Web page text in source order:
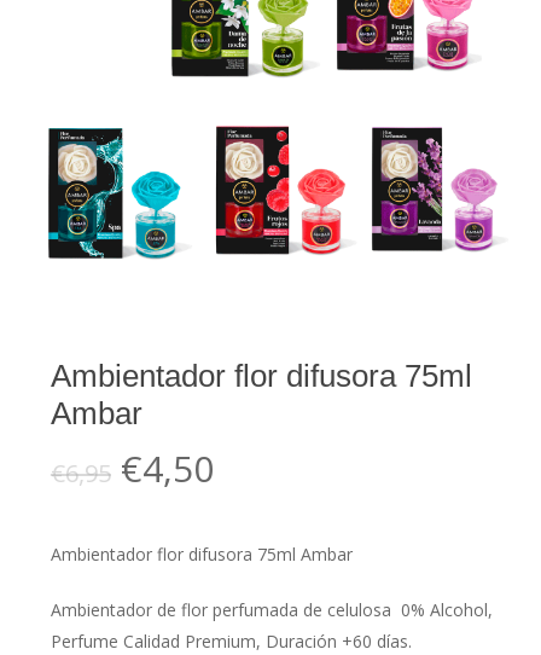
Ambientador flor difusora 75ml
Ambar
€6,95 El
precio
original
era:
€6,95.
€4,50El
actual
es:
€4,50.
Ambientador flor difusora 75ml Ambar
Ambientador de flor perfumada de celulosa 0% Alcohol,
Perfume Calidad Premium, Duración +60 días.